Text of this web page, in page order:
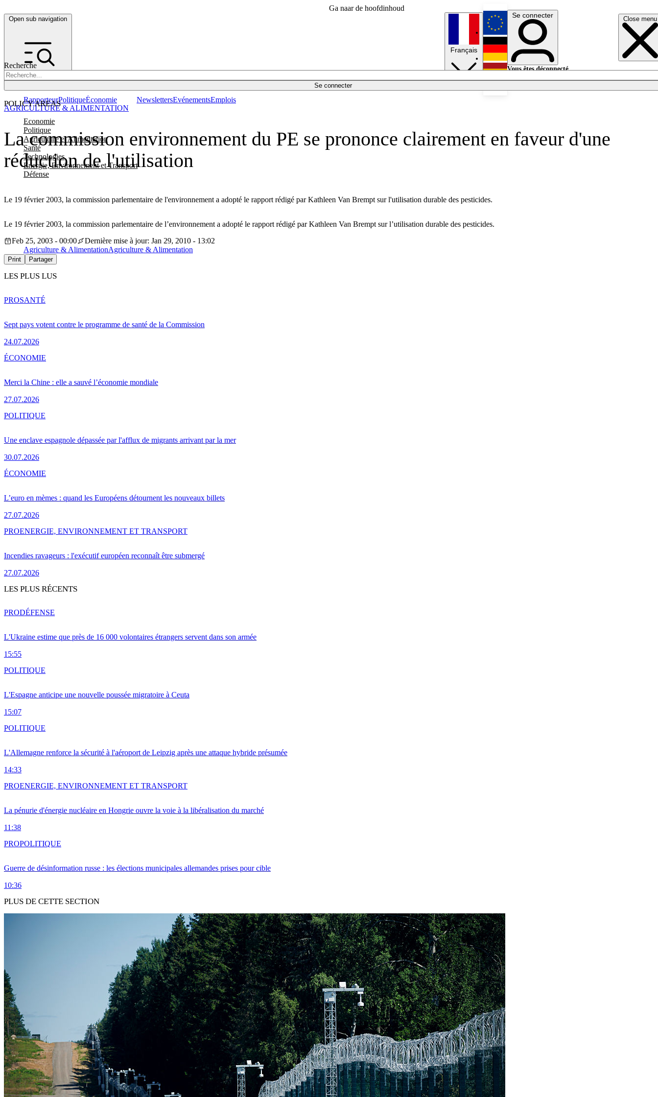
Ga naar de hoofdinhoud
Open sub navigation Close menu
Recherche
Se connecter
POLICY AREAS
Economie
Politique
Agriculture et Alimentation
Santé
Technologies
Energie, Environnement et Transport
Défense
RapporteurPolitiqueÉconomie NewslettersEvénementsEmplois
Français
English
Deutsch
Se connecter
Vous êtes déconnecté.
La commission environnement du PE se prononce clairement en faveur d'une
réduction de l'utilisation
Le 19 février 2003, la commission parlementaire de l'environnement a adopté le rapport rédigé par Kathleen Van Brempt sur l'utilisation durable des pesticides.
AGRICULTURE & ALIMENTATION
Le 19 février 2003, la commission parlementaire de l’environnement a adopté le rapport rédigé par Kathleen Van Brempt sur l’utilisation durable des pesticides.
Feb 25, 2003 - 00:00
Dernière mise à jour: Jan 29, 2010 - 13:02
Agriculture & AlimentationAgriculture & Alimentation
Print Partager
LES PLUS LUS
Sept pays votent contre le programme de santé de la Commission
24.07.2026
PROSANTÉ
Merci la Chine : elle a sauvé l’économie mondiale
27.07.2026
ÉCONOMIE
Une enclave espagnole dépassée par l'afflux de migrants arrivant par la mer
30.07.2026
POLITIQUE
L’euro en mèmes : quand les Européens détournent les nouveaux billets
27.07.2026
ÉCONOMIE
Incendies ravageurs : l'exécutif européen reconnaît être submergé
27.07.2026
PROENERGIE, ENVIRONNEMENT ET TRANSPORT
LES PLUS RÉCENTS
L'Ukraine estime que près de 16 000 volontaires étrangers servent dans son armée
15:55
PRODÉFENSE
L'Espagne anticipe une nouvelle poussée migratoire à Ceuta
15:07
POLITIQUE
L'Allemagne renforce la sécurité à l'aéroport de Leipzig après une attaque hybride présumée
14:33
POLITIQUE
La pénurie d'énergie nucléaire en Hongrie ouvre la voie à la libéralisation du marché
11:38
PROENERGIE, ENVIRONNEMENT ET TRANSPORT
Guerre de désinformation russe : les élections municipales allemandes prises pour cible
10:36
PROPOLITIQUE
PLUS DE CETTE SECTION